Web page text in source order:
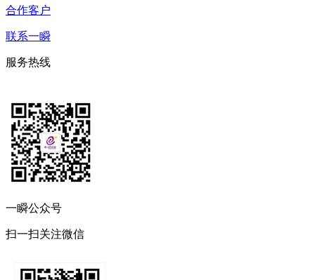
合作客户
联系一瞬
服务热线
一瞬公众号
扫一扫关注微信